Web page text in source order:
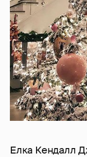
Елка Кендалл